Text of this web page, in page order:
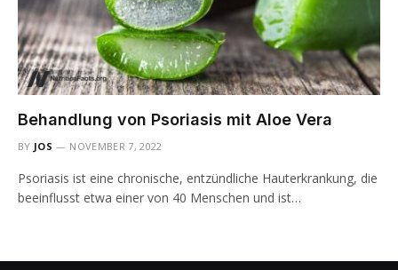
Behandlung von Psoriasis mit Aloe Vera
BY JOS NOVEMBER 7, 2022
Psoriasis ist eine chronische, entzündliche Hauterkrankung, die
beeinflusst etwa einer von 40 Menschen und ist…